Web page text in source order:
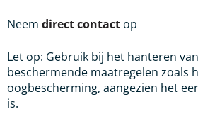
Neem direct contact op
Let op: Gebruik bij het hanteren
beschermende maatregelen zoals
oogbescherming, aangezien het
is.